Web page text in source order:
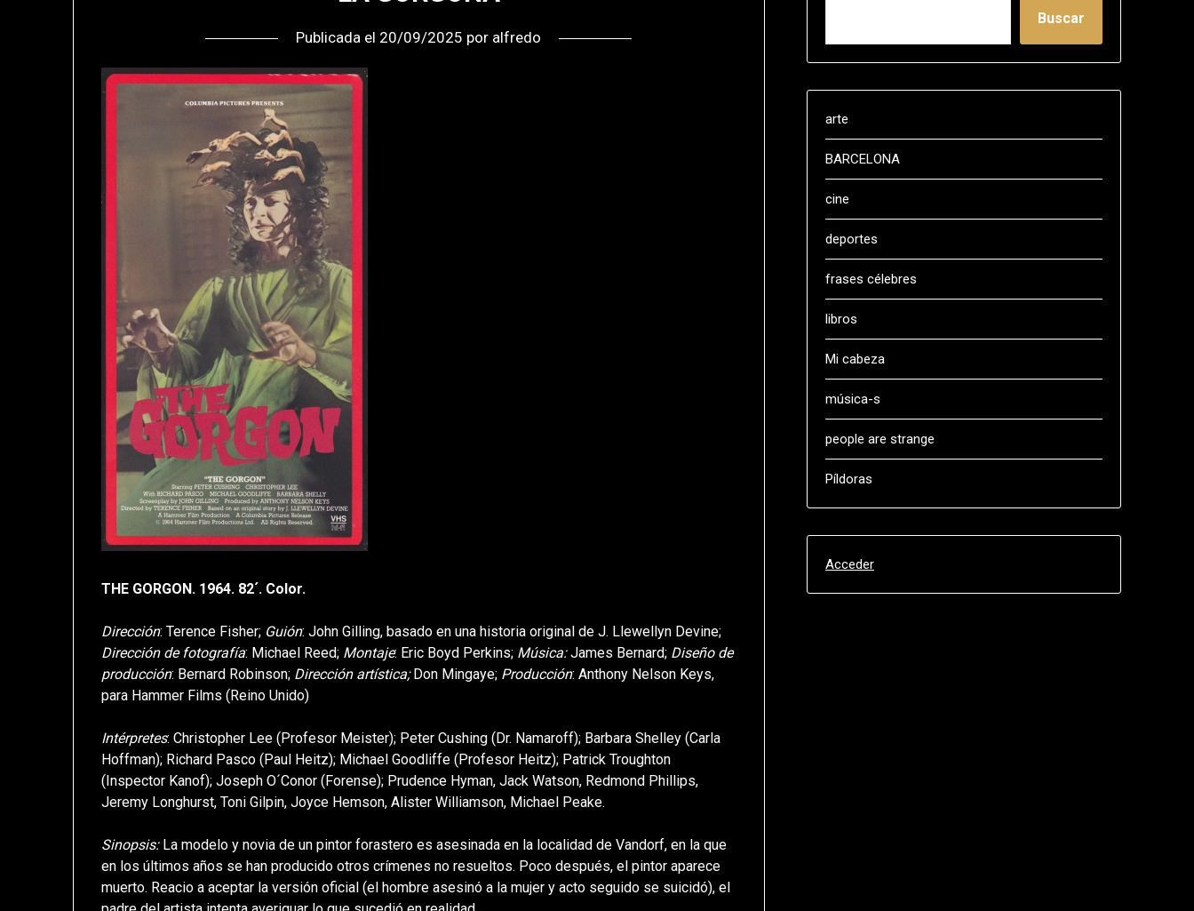
Publicada el 20/09/2025 por alfredo
THE GORGON. 1964. 82´. Color.
Dirección: Terence Fisher; Guión: John Gilling, basado en una historia original de J. Llewellyn Devine;
Dirección de fotografía: Michael Reed; Montaje: Eric Boyd Perkins; Música:James Bernard; Diseño de
producción: Bernard Robinson; Dirección artística; Don Mingaye; Producción: Anthony Nelson Keys,
para Hammer Films (Reino Unido)
Intérpretes: Christopher Lee (Profesor Meister); Peter Cushing (Dr. Namaroff); Barbara Shelley (Carla
Hoffman); Richard Pasco (Paul Heitz); Michael Goodliffe (Profesor Heitz); Patrick Troughton
(Inspector Kanof); Joseph O´Conor (Forense); Prudence Hyman, Jack Watson, Redmond Phillips,
Jeremy Longhurst, Toni Gilpin, Joyce Hemson, Alister Williamson, Michael Peake.
Sinopsis: La modelo y novia de un pintor forastero es asesinada en la localidad de Vandorf, en la que
en los últimos años se han producido otros crímenes no resueltos. Poco después, el pintor aparece
muerto. Reacio a aceptar la versión oficial (el hombre asesinó a la mujer y acto seguido se suicidó), el
Buscar
arte
BARCELONA
cine
deportes
frases célebres
libros
Mi cabeza
música-s
people are strange
Píldoras
Acceder